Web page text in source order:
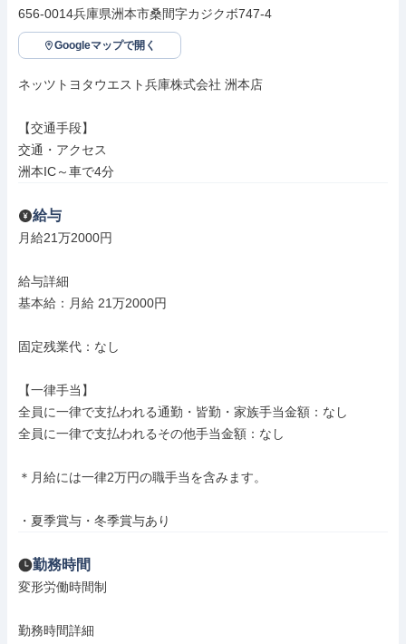
656-0014兵庫県洲本市桑間字カジクボ747-4
Googleマップで開く
ネッツトヨタウエスト兵庫株式会社 洲本店
【交通手段】
交通・アクセス
洲本IC～車で4分
給与
月給21万2000円
給与詳細
基本給：月給 21万2000円
固定残業代：なし
【一律手当】
全員に一律で支払われる通勤・皆勤・家族手当金額：なし
全員に一律で支払われるその他手当金額：なし
＊月給には一律2万円の職手当を含みます。
・夏季賞与・冬季賞与あり
勤務時間
変形労働時間制
勤務時間詳細